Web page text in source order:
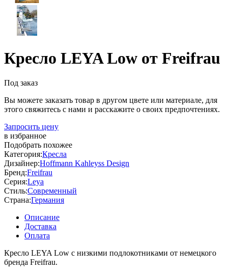
Кресло LEYA Low от Freifrau
Под заказ
Вы можете заказать товар в другом цвете или материале, для
этого свяжитесь с нами и расскажите о своих предпочтениях.
Запросить цену
в избранное
Подобрать похожее
Категория:Кресла
Дизайнер:Hoffmann Kahleyss Design
Бренд:Freifrau
Серия:Leya
Стиль:Современный
Страна:Германия
Описание
Доставка
Оплата
Кресло LEYA Low с низкими подлокотниками от немецкого
бренда Freifrau.